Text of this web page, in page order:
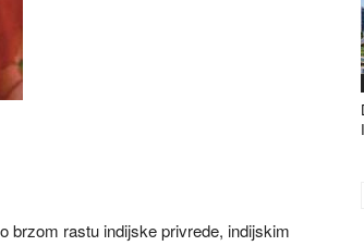
brzom rastu indijske privrede, indijskim